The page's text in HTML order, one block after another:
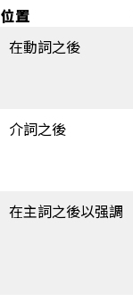
位置
在動詞之後
介詞之後
在主詞之後以强調